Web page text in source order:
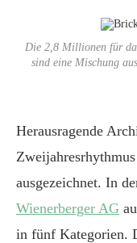
Die 2,8 Millionen für
sind eine Mischung
Herausragende
ausgezeichnet. In
Wienerberger AG
in fünf Kategorien.